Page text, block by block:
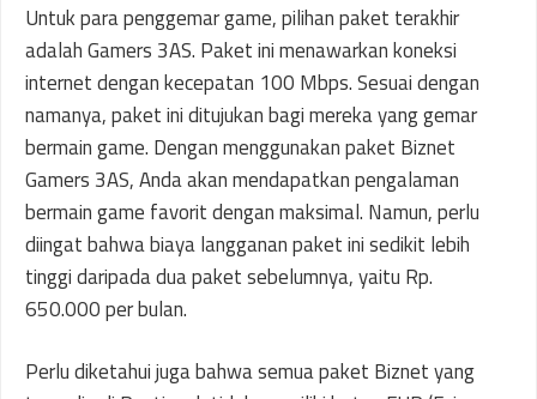
Untuk para penggemar game, pilihan paket terakhir
adalah Gamers 3AS. Paket ini menawarkan koneksi
internet dengan kecepatan 100 Mbps. Sesuai dengan
namanya, paket ini ditujukan bagi mereka yang gemar
bermain game. Dengan menggunakan paket Biznet
Gamers 3AS, Anda akan mendapatkan pengalaman
bermain game favorit dengan maksimal. Namun, perlu
diingat bahwa biaya langganan paket ini sedikit lebih
tinggi daripada dua paket sebelumnya, yaitu Rp.
650.000 per bulan.
Perlu diketahui juga bahwa semua paket Biznet yang